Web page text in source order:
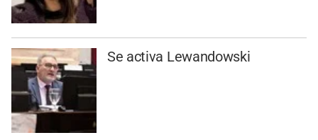
Se activa Lewandowski